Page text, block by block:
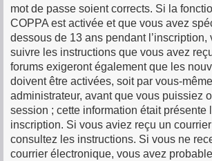
mot de passe soient corrects. Si la
COPPA est activée et que vous avez
dessous de 13 ans pendant l’inscription,
suivre les instructions que vous avez
forums exigeront également que les
doivent être activées, soit par vous-
administrateur, avant que vous puissiez
session ; cette information était présente
inscription. Si vous aviez reçu un
consultez les instructions. Si vous ne
courrier électronique, vous avez